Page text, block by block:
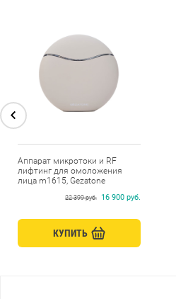
Аппарат микротоки и RF
лифтинг для омоложения
лица m1615, Gezatone
22 399 руб. 16 900 руб.
КУПИТЬ